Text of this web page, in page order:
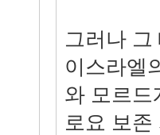
그러나
이스라엘
와 모르드
로요 보존